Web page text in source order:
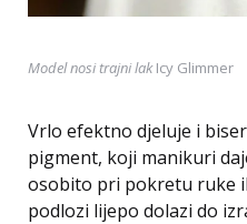
Model nosi trajni lakIcy Glimmer
Vrlo efektno djeluje i
pigment, koji manikuri
osobito pri pokretu ruke
podlozi lijepo dolazi do